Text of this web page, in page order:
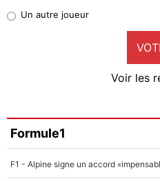
9%
Faris Moumbagna
5%
Un autre joueur
Un autre joueur
Voir les
Formule1